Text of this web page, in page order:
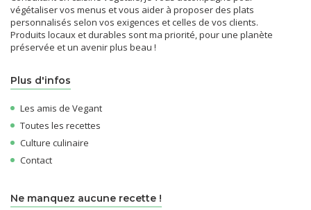
végétaliser vos menus et vous aider à proposer des plats
personnalisés selon vos exigences et celles de vos clients.
Produits locaux et durables sont ma priorité, pour une planète
préservée et un avenir plus beau !
Plus d'infos
Les amis de Vegant
Toutes les recettes
Culture culinaire
Contact
Ne manquez aucune recette !